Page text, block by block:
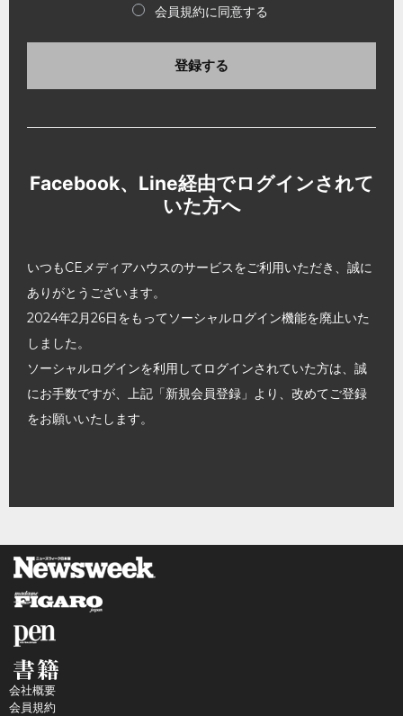
会員規約に同意する
登録する
Facebook、Line経由でログインされて
いた方へ
いつもCEメディアハウスのサービスをご利用いただき、誠に
ありがとうございます。
2024年2月26日をもってソーシャルログイン機能を廃止いた
しました。
ソーシャルログインを利用してログインされていた方は、誠
にお手数ですが、上記「新規会員登録」より、改めてご登録
をお願いいたします。
会社概要
会員規約